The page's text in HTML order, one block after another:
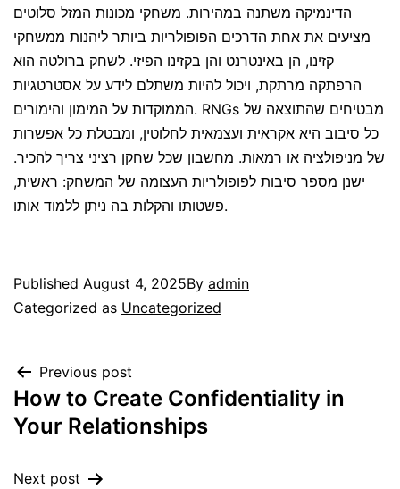
הדינמיקה משתנה במהירות. משחקי מכונות המזל סלוטים
מציעים את אחת הדרכים הפופולריות ביותר ליהנות ממשחקי
קזינו, הן באינטרנט והן בקזינו הפיזי. לשחק ברולטה הוא
הרפתקה מרתקת, ויכול להיות משתלם לידע על אסטרטגיות
הממוקדות על המימון והימורים. RNGs מבטיחים שהתוצאה של
כל סיבוב היא אקראית ועצמאית לחלוטין, ומבטלת כל אפשרות
של מניפולציה או רמאות. מחשבון שכל שחקן רציני צריך להכיר.
ישנן מספר סיבות לפופולריות העצומה של המשחק: ראשית,
פשטותו והקלות בה ניתן ללמוד אותו.
Published August 4, 2025By admin
Categorized as Uncategorized
Previous post
How to Create Confidentiality in
Your Relationships
Next post